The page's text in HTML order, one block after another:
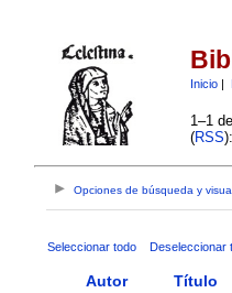
Inicio|
1–1
(RSS):
Opciones de búsqueda y
Seleccionar todo Deseleccionar
Autor Título